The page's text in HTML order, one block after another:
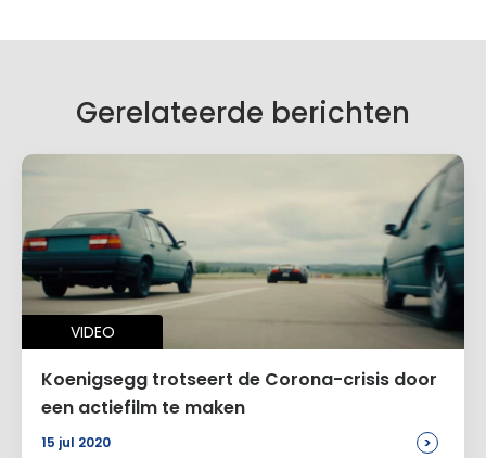
Gerelateerde berichten
VIDEO
Koenigsegg trotseert de Corona-crisis door
een actiefilm te maken
15 jul 2020 >